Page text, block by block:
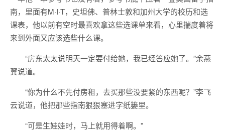
南，里面有M·I·T，史坦佛、普林士敦和加州大学的校历和选
课表，他以前有空时最喜欢拿这些选课单来看，心里揣度着将
来到外面又应该选些什么课。
“房东太太说明天一定要付给她，我已经答应她了。”余燕
翼说道。
“你为什么不先付房租，去买那些没要紧的东西呢？”李飞
云说道，他把那些指南狠狠塞进字纸篓里。
“可是生娃娃时，马上就用得着啊。”